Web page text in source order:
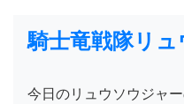
騎士竜戦隊リ
今日のリュウソウジャ